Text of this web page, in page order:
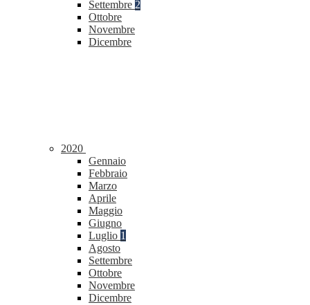
Settembre 2
Ottobre
Novembre
Dicembre
2020
Gennaio
Febbraio
Marzo
Aprile
Maggio
Giugno
Luglio 1
Agosto
Settembre
Ottobre
Novembre
Dicembre